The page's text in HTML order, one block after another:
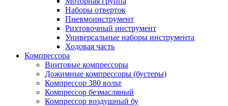
Наборы отверток
Пневмоинструмент
Рихтовочный инструмент
Универсальные наборы инструмента
Ходовая часть
Компрессора
Винтовые компрессоры
Дожимные компрессоры (бустеры)
Компрессор 380 вольт
Компрессор безмасляный
Компрессор воздушный бу